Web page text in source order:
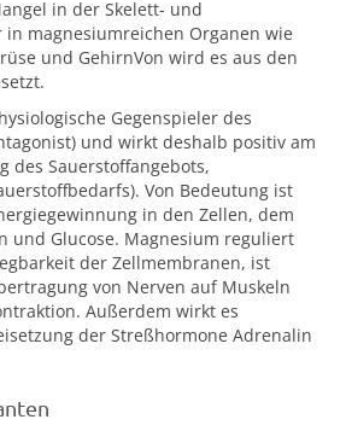
in der Skelett- und
magnesiumreichen Organen wie
und GehirnVon wird es aus den
Gegenspieler des
und wirkt deshalb positiv am
des Sauerstoffangebots,
Von Bedeutung ist
in den Zellen, dem
und Glucose. Magnesium reguliert
der Zellmembranen, ist
von Nerven auf Muskeln
Außerdem wirkt es
der Streßhormone Adrenalin